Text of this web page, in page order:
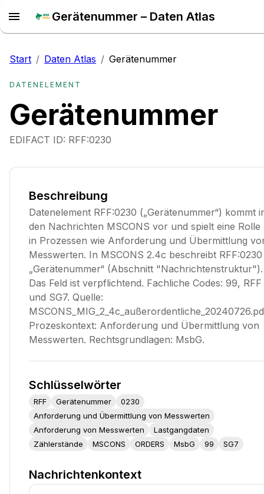
Gerätenummer – Daten Atlas
Start / Daten Atlas / Gerätenummer
DATENELEMENT
Gerätenummer
EDIFACT ID: RFF:0230
Beschreibung
Datenelement RFF:0230 („Gerätenummer“) kommt
den Nachrichten MSCONS vor und spielt eine Rolle
in Prozessen wie Anforderung und Übermittlung
Messwerten. In MSCONS 2.4c beschreibt RFF:0230
„Gerätenummer“ (Abschnitt "Nachrichtenstruktur").
Das Feld ist verpflichtend. Fachliche Codes: 99, RFF
und SG7. Quelle:
Prozeskontext: Anforderung und Übermittlung von
Messwerten. Rechtsgrundlagen: MsbG.
Schlüsselwörter
RFF Gerätenummer
0230
Anforderung und Übermittlung von Messwerten
Anforderung von Messwerten
Lastgangdaten
Zählerstände
MSCONS ORDERS MsbG 99 SG7
Nachrichtenkontext